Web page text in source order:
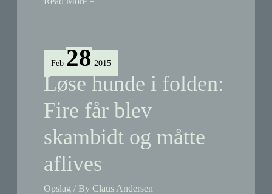
Tippen
Feb 28 2015
Løse hunde i folden:
Fire får blev
skambidt og måtte
aflives
Opslag / ByClaus Andersen